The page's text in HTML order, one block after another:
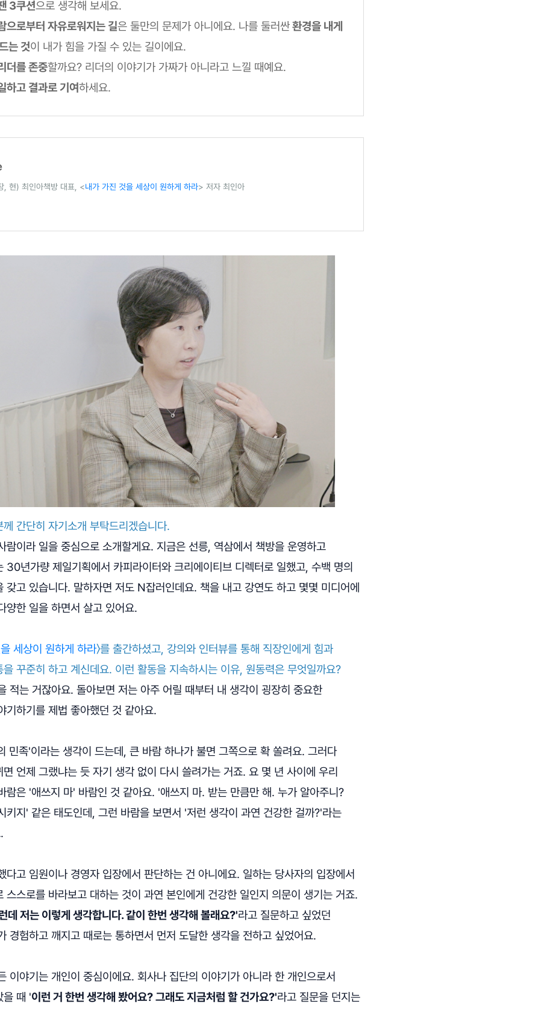
3쿠션으로 생각해 보세요.
으로부터 자유로워지는 길은 둘만의 문제가 아니에요. 나를 둘러싼환경을 내게
는 것이 내가 힘을 가질 수 있는 길이에요.
더를 존중할까요? 리더의 이야기가 가짜가 아니라고 느낄 때예요.
하고 결과로 기여하세요.
, 현) 최인아책방 대표, <내가 가진 것을 세상이 원하게 하라> 저자 최인아
간단히 자기소개 부탁드리겠습니다.
람이라 일을 중심으로 소개할게요. 지금은 선릉, 역삼에서 책방을 운영하고
30년가량 제일기획에서 카피라이터와 크리에이티브 디렉터로 일했고, 수백 명의
갖고 있습니다. 말하자면 저도 N잡러인데요. 책을 내고 강연도 하고 몇몇 미디어에
양한 일을 하면서 살고 있어요.
세상이 원하게 하라〉를 출간하셨고, 강의와 인터뷰를 통해 직장인에게 힘과
꾸준히 하고 계신데요. 이런 활동을 지속하시는 이유, 원동력은 무엇일까요?
적는 거잖아요. 돌아보면 저는 아주 어릴 때부터 내 생각이 굉장히 중요한
기하기를 제법 좋아했던 것 같아요.
민족'이라는 생각이 드는데, 큰 바람 하나가 불면 그쪽으로 확 쏠려요. 그러다
언제 그랬냐는 듯 자기 생각 없이 다시 쓸려가는 거죠. 요 몇 년 사이에 우리
람은 '애쓰지 마' 바람인 것 같아요. '애쓰지 마. 받는 만큼만 해. 누가 알아주니?
키지' 같은 태도인데, 그런 바람을 보면서 '저런 생각이 과연 건강한 걸까?'라는
다고 임원이나 경영자 입장에서 판단하는 건 아니에요. 일하는 당사자의 입장에서
스스로를 바라보고 대하는 것이 과연 본인에게 건강한 일인지 의문이 생기는 거죠.
데 저는 이렇게 생각합니다. 같이 한번 생각해 볼래요?'라고 질문하고 싶었던
경험하고 깨지고 때로는 통하면서 먼저 도달한 생각을 전하고 싶었어요.
이야기는 개인이 중심이에요. 회사나 집단의 이야기가 아니라 한 개인으로서
을 때 '이런 거 한번 생각해 봤어요? 그래도 지금처럼 할 건가요?'라고 질문을 던지는